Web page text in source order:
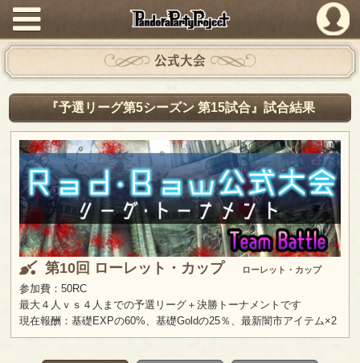
PandoraPartyProject
公式大会
『予選リーグ第5シーズン 第15試合』試合結果
第10回 ローレット・カップ ローレット・カップ
参加費：50RC
最大４人ｖｓ４人までの予選リーグ＋決勝トーナメントです
現在報酬：基礎EXPの60%、基礎Goldの25％、最新闇市アイテム×2